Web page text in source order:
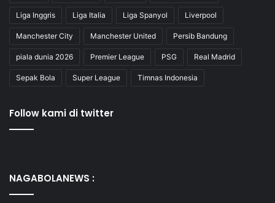
Liga Inggris Liga Italia Liga Spanyol Liverpool
Manchester City Manchester United Persib Bandung
piala dunia 2026 Premier League PSG Real Madrid
Sepak Bola Super League Timnas Indonesia
Follow kami di twitter
NAGABOLANEWS :